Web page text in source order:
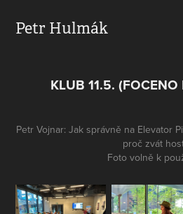
Petr Hulmák
KLUB 11.5.
Petr Vojnar: Jak správně na Elevator
proč zvát
Foto volně k